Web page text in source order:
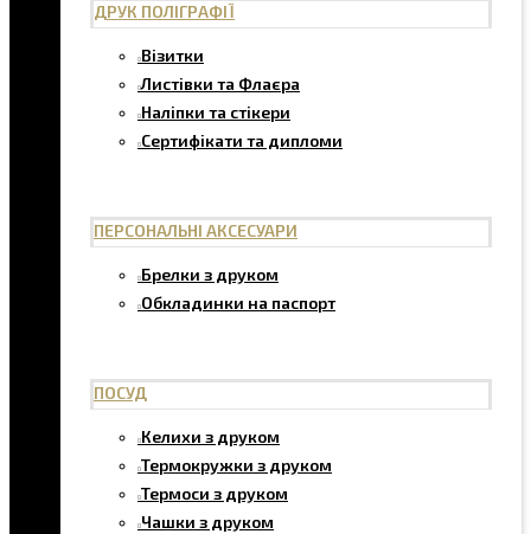
ДРУК ПОЛІГРАФІЇ
Візитки
Листівки та Флаєра
Наліпки та стікери
Сертифікати та дипломи
ПЕРСОНАЛЬНІ АКСЕСУАРИ
Брелки з друком
Обкладинки на паспорт
ПОСУД
Келихи з друком
Термокружки з друком
Термоси з друком
Чашки з друком